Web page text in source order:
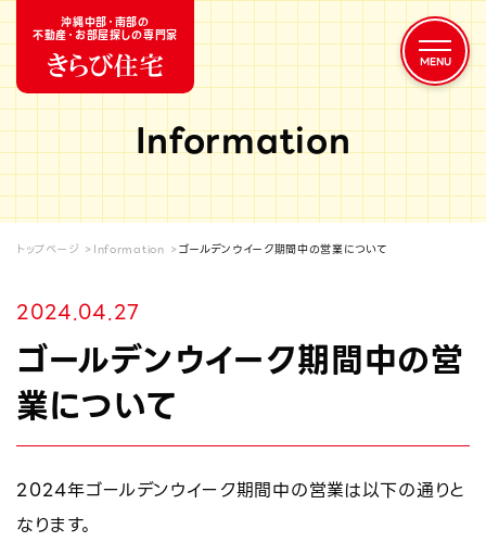
沖縄中部・南部の
不動産・お部屋探しの専門家
Information
トップページ Information ゴールデンウイーク期間中の営業について
2024.04.27
ゴールデンウイーク期間中の営
業について
2024年ゴールデンウイーク期間中の営業は以下の通りと
なります。